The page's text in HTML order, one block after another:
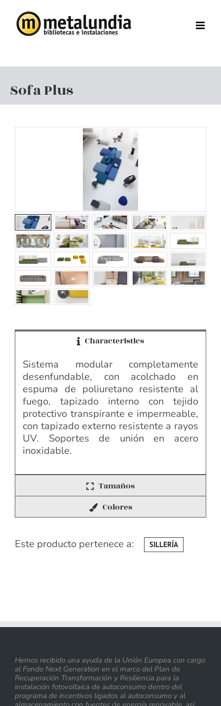
contenido
Sofa Plus
Characteristics
Sistema modular completamente
desenfundable, con acolchado en
espuma de poliuretano resistente al
fuego, tapizado interno con tejido
protectivo transpirante e impermeable,
con tapizado externo resistente a rayos
UV. Soportes de unión en acero
inoxidable.
Tamaños
Colores
Este producto pertenece a: SILLERÍA
Hemos recibido una ayuda de la Unión Europea con cargo
al Fondo Next Generation en el marco del Plan de
Recuperación Transformación y Resiliencia para la
instalación fotovoltaica de autoconsumo dentro del
programa de incentivos ligados al autoconsumo y al